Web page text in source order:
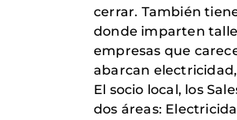
cerrar. También
donde imparten
empresas que
abarcan
El socio local, los
dos áreas: